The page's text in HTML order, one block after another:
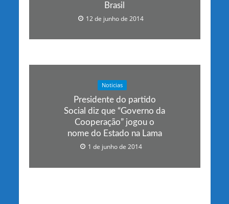
Brasil
12 de junho de 2014
Noticias
Presidente do partido
Social diz que “Governo da
Cooperação” jogou o
nome do Estado na Lama
1 de junho de 2014